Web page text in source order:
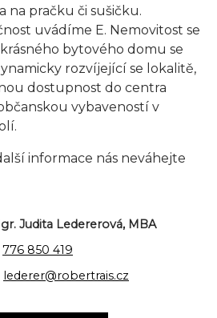
na pračku či sušičku.
uvádíme E. Nemovitost se
bytového domu se
rozvíjející se lokalitě,
dostupnost do centra
vybaveností v
informace nás neváhejte
Judita Ledererová, MBA
776 850 419
lederer@robertrais.cz